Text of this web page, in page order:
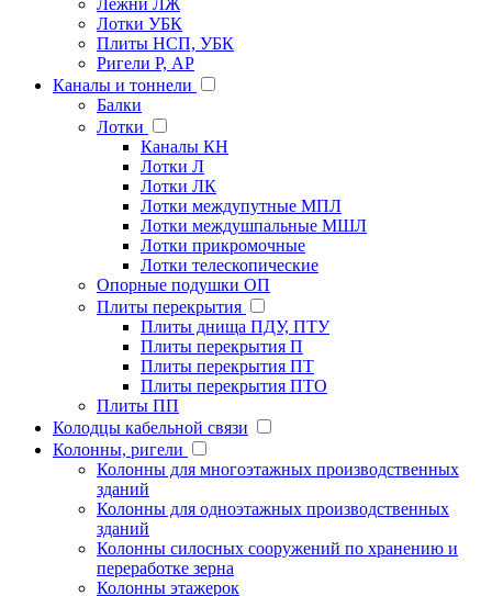
Лотки УБК
Плиты НСП, УБК
Ригели Р, АР
Каналы и тоннели
Балки
Лотки
Каналы КН
Лотки Л
Лотки ЛК
Лотки междупутные МПЛ
Лотки междушпальные МШЛ
Лотки прикромочные
Лотки телескопические
Опорные подушки ОП
Плиты перекрытия
Плиты днища ПДУ, ПТУ
Плиты перекрытия П
Плиты перекрытия ПТ
Плиты перекрытия ПТО
Плиты ПП
Колодцы кабельной связи
Колонны, ригели
Колонны для многоэтажных производственных
зданий
Колонны для одноэтажных производственных
зданий
Колонны силосных сооружений по хранению и
переработке зерна
Колонны этажерок